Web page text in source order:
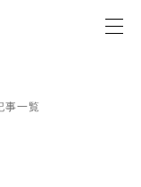
事一覧